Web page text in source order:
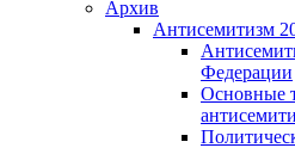
Архив
Антисемитизм
Федерации
Основные